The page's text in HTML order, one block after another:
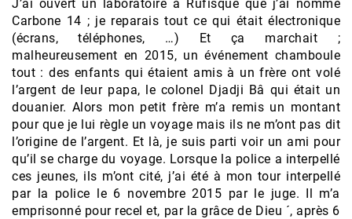
J’ai ouvert un laboratoire à Rufisque que j’ai nommé
Carbone 14 ; je reparais tout ce qui était électronique
(écrans, téléphones, …) Et ça marchait ;
malheureusement en 2015, un événement chamboule
tout : des enfants qui étaient amis à un frère ont volé
l’argent de leur papa, le colonel Djadji Bâ qui était un
douanier. Alors mon petit frère m’a remis un montant
pour que je lui règle un voyage mais ils ne m’ont pas dit
l’origine de l’argent. Et là, je suis parti voir un ami pour
qu’il se charge du voyage. Lorsque la police a interpellé
ces jeunes, ils m’ont cité, j’ai été à mon tour interpellé
par la police le 6 novembre 2015 par le juge. Il m’a
emprisonné pour recel et, par la grâce de Dieu ´, après 6